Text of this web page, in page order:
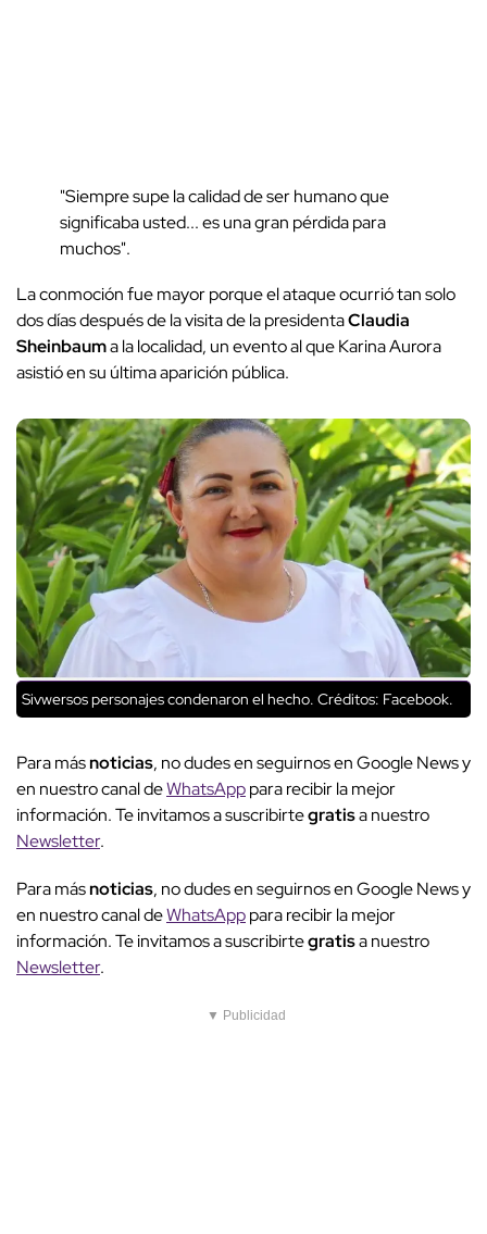
"Siempre supe la calidad de ser humano que
significaba usted... es una gran pérdida para
muchos".
La conmoción fue mayor porque el ataque ocurrió tan solo
dos días después de la visita de la presidentaClaudia
Sheinbauma la localidad, un evento al que Karina Aurora
asistió en su última aparición pública.
Sivwersos personajes condenaron el hecho. Créditos: Facebook.
Para másnoticias, no dudes en seguirnos en Google News y
en nuestro canal deWhatsApppara recibir la mejor
información. Te invitamos a suscribirtegratisa nuestro
Newsletter.
Para másnoticias, no dudes en seguirnos en Google News y
en nuestro canal deWhatsApppara recibir la mejor
información. Te invitamos a suscribirtegratisa nuestro
Newsletter.
▼ Publicidad